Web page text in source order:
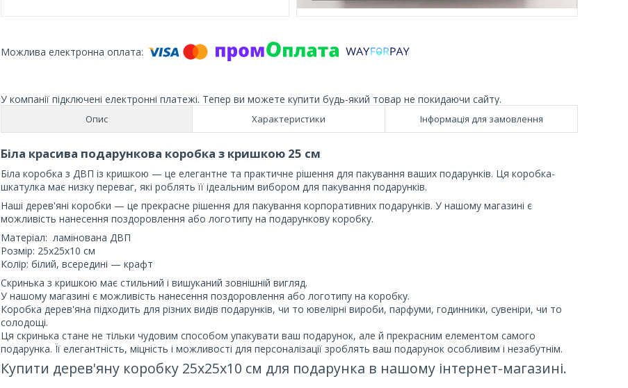
У компанії підключені електронні платежі. Тепер ви можете купити будь-який товар не покидаючи сайту.
Опис Характеристики Інформація для замовлення
Біла красива подарункова коробка з кришкою 25 см
Біла коробка з ДВП із кришкою — це елегантне та практичне рішення для пакування ваших подарунків. Ця коробка-
шкатулка має низку переваг, які роблять її ідеальним вибором для пакування подарунків.
Наші дерев'яні коробки — це прекрасне рішення для пакування корпоративних подарунків. У нашому магазині є
можливість нанесення поздоровлення або логотипу на подарункову коробку.
Матеріал: ламінована ДВП
Розмір: 25х25х10 см
Колір: білий, всередині — крафт
Скринька з кришкою має стильний і вишуканий зовнішній вигляд.
У нашому магазині є можливість нанесення поздоровлення або логотипу на коробку.
Коробка дерев'яна підходить для різних видів подарунків, чи то ювелірні вироби, парфуми, годинники, сувеніри, чи то
солодощі.
Ця скринька стане не тільки чудовим способом упакувати ваш подарунок, але й прекрасним елементом самого
подарунка. Її елегантність, міцність і можливості для персоналізації зроблять ваш подарунок особливим і незабутнім.
Купити дерев'яну коробку 25х25х10 см для подарунка в нашому інтернет-магазині.